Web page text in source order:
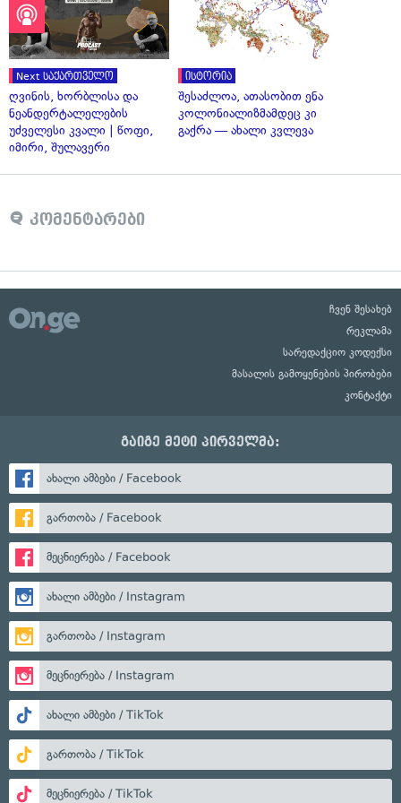
Next საქართველო
ღვინის, ხორბლისა და
ნეანდერტალელების
უძველესი კვალი | წოფი,
იმირი, შულავერი
ისტორია
შესაძლოა, ათასობით ენა
კოლონიალიზმამდეც კი
გაქრა — ახალი კვლევა
კომენტარები
ჩვენ შესახებ
რეკლამა
სარედაქციო კოდექსი
მასალის გამოყენების პირობები
კონტაქტი
გაიგე მეტი პირველმა:
ახალი ამბები / Facebook
გართობა / Facebook
მეცნიერება / Facebook
ახალი ამბები / Instagram
გართობა / Instagram
მეცნიერება / Instagram
ახალი ამბები / TikTok
გართობა / TikTok
მეცნიერება / TikTok